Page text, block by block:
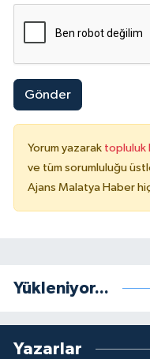
Gönder
Yorum yazarak topluluk
ve tüm sorumluluğu
Ajans Malatya Haber
Yükleniyor...
Yazarlar